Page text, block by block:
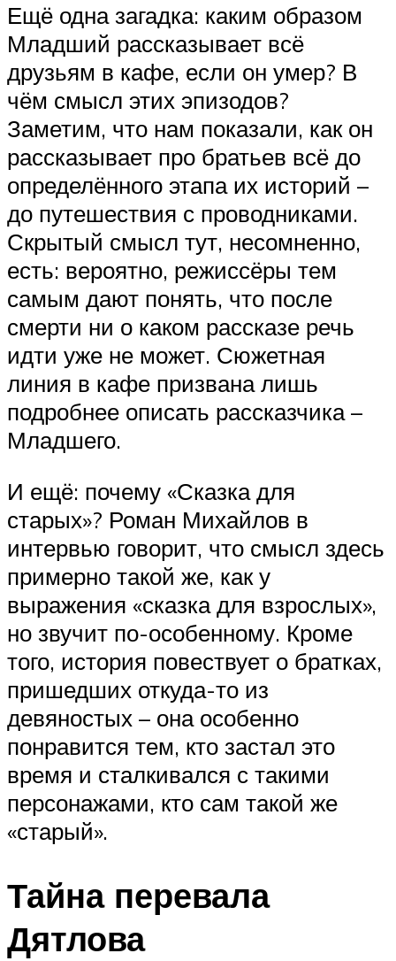
Ещё одна загадка: каким образом
Младший рассказывает всё
друзьям в кафе, если он умер? В
чём смысл этих эпизодов?
Заметим, что нам показали, как он
рассказывает про братьев всё до
определённого этапа их историй –
до путешествия с проводниками.
Скрытый смысл тут, несомненно,
есть: вероятно, режиссёры тем
самым дают понять, что после
смерти ни о каком рассказе речь
идти уже не может. Сюжетная
линия в кафе призвана лишь
подробнее описать рассказчика –
Младшего.
И ещё: почему «Сказка для
старых»? Роман Михайлов в
интервью говорит, что смысл здесь
примерно такой же, как у
выражения «сказка для взрослых»,
но звучит по-особенному. Кроме
того, история повествует о братках,
пришедших откуда-то из
девяностых – она особенно
понравится тем, кто застал это
время и сталкивался с такими
персонажами, кто сам такой же
«старый».
Тайна перевала
Дятлова